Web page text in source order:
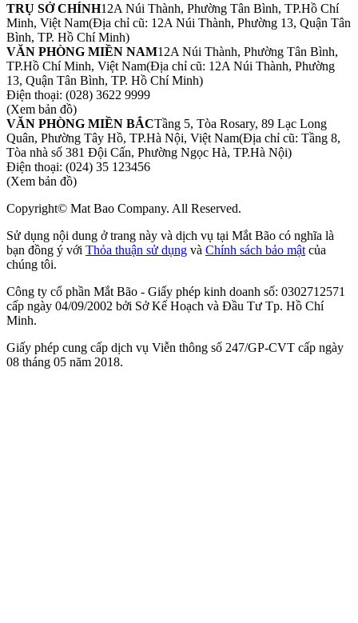
TRỤ SỞ CHÍNH12A Núi Thành, Phường Tân Bình, TP.Hồ Chí
Minh, Việt Nam(Địa chỉ cũ: 12A Núi Thành, Phường 13, Quận Tân
Bình, TP. Hồ Chí Minh)
VĂN PHÒNG MIỀN NAM12A Núi Thành, Phường Tân Bình,
TP.Hồ Chí Minh, Việt Nam(Địa chỉ cũ: 12A Núi Thành, Phường
13, Quận Tân Bình, TP. Hồ Chí Minh)
Điện thoại: (028) 3622 9999
(Xem bản đồ)
VĂN PHÒNG MIỀN BẮCTầng 5, Tòa Rosary, 89 Lạc Long
Quân, Phường Tây Hồ, TP.Hà Nội, Việt Nam(Địa chỉ cũ: Tầng 8,
Tòa nhà số 381 Đội Cấn, Phường Ngọc Hà, TP.Hà Nội)
Điện thoại: (024) 35 123456
(Xem bản đồ)
Copyright© Mat Bao Company. All Reserved.
Sử dụng nội dung ở trang này và dịch vụ tại Mắt Bão có nghĩa là
bạn đồng ý với Thỏa thuận sử dụng và Chính sách bảo mật của
chúng tôi.
Công ty cổ phần Mắt Bão - Giấy phép kinh doanh số: 0302712571
cấp ngày 04/09/2002 bởi Sở Kế Hoạch và Đầu Tư Tp. Hồ Chí
Minh.
Giấy phép cung cấp dịch vụ Viễn thông số 247/GP-CVT cấp ngày
08 tháng 05 năm 2018.